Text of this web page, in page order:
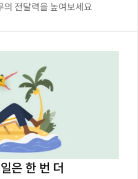
의 전달력을 높여보세요
은 한 번 더